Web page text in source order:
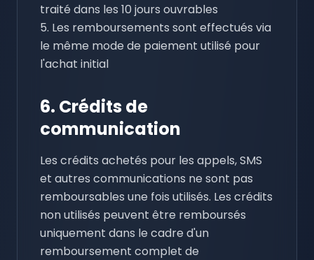
traité dans les 10 jours ouvrables
5. Les remboursements sont effectués via
le même mode de paiement utilisé pour
l'achat initial
6. Crédits de
communication
Les crédits achetés pour les appels, SMS
et autres communications ne sont pas
remboursables une fois utilisés. Les crédits
non utilisés peuvent être remboursés
uniquement dans le cadre d'un
remboursement complet de